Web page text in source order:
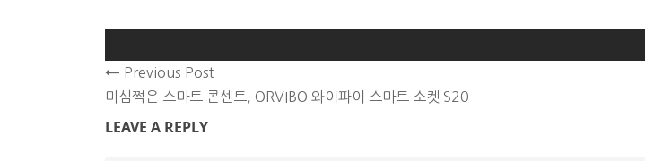
Previous Post
미심쩍은 스마트 콘센트, ORVIBO 와이파이 스마트 소켓 S20
LEAVE A REPLY